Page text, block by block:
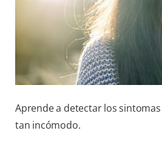
Aprende a detectar los
tan incómodo.